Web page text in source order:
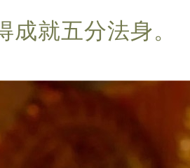
成就五分法身。